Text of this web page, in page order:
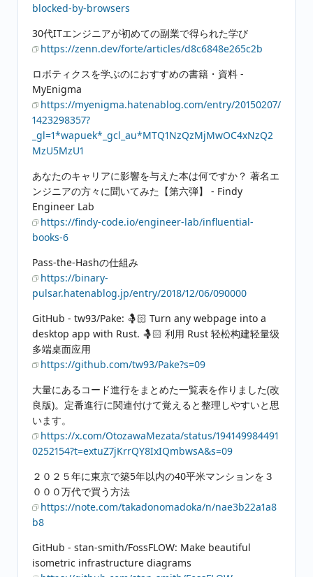
blocked-by-browsers
30代ITエンジニアが初めての副業で得られた学び
https://zenn.dev/forte/articles/d8c6848e265c2b
ロボティクスを学ぶのにおすすめの書籍・資料 -
MyEnigma
https://myenigma.hatenablog.com/entry/20150207/
1423298357?
_gl=1*wapuek*_gcl_au*MTQ1NzQzMjMwOC4xNzQ2
MzU5MzU1
あなたのキャリアに影響を与えた本は何ですか？ 著名エ
ンジニアの方々に聞いてみた【第六弾】 - Findy
Engineer Lab
https://findy-code.io/engineer-lab/influential-
books-6
Pass-the-Hashの仕組み
https://binary-
pulsar.hatenablog.jp/entry/2018/12/06/090000
GitHub - tw93/Pake: 🤱🏻 Turn any webpage into a
desktop app with Rust. 🤱🏻 利用 Rust 轻松构建轻量级
多端桌面应用
https://github.com/tw93/Pake?s=09
大量にあるコード進行をまとめた一覧表を作りました(改
良版)。定番進行に関連付けて覚えると整理しやすいと思
います。
https://x.com/OtozawaMezata/status/194149984491
0252154?t=extuZ7jKrrQY8IxIQmbwsA&s=09
２０２５年に東京で築5年以内の40平米マンションを３
０００万代で買う方法
https://note.com/takadonomadoka/n/nae3b22a1a8
b8
GitHub - stan-smith/FossFLOW: Make beautiful
isometric infrastructure diagrams